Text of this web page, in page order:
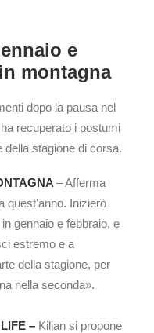
e
montagna
dopo la pausa nel
recuperato i postumi
della stagione di corsa.
– Afferma
quest’anno. Inizierò
gennaio e febbraio, e
estremo e a
della stagione, per
nella seconda».
– Kilian si propone